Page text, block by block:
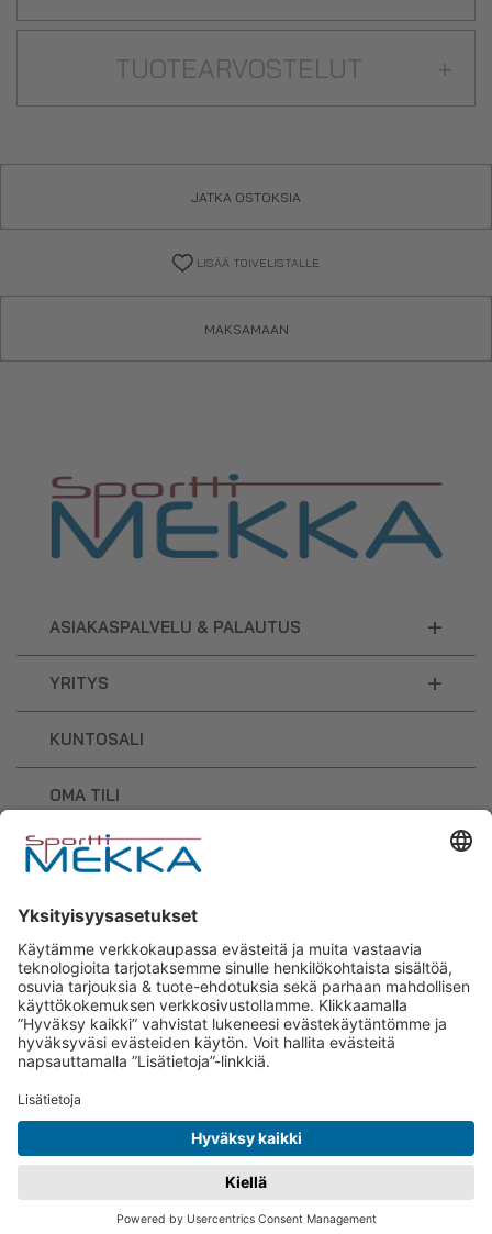
TUOTEARVOSTELUT +
JATKA OSTOKSIA
LISÄÄ TOIVELISTALLE
MAKSAMAAN
ASIAKASPALVELU & PALAUTUS +
YRITYS +
KUNTOSALI
OMA TILI
OSTOSKORI
Sporttimekka – lisäravinteiden ja
urheilutarvikkeiden osaaja